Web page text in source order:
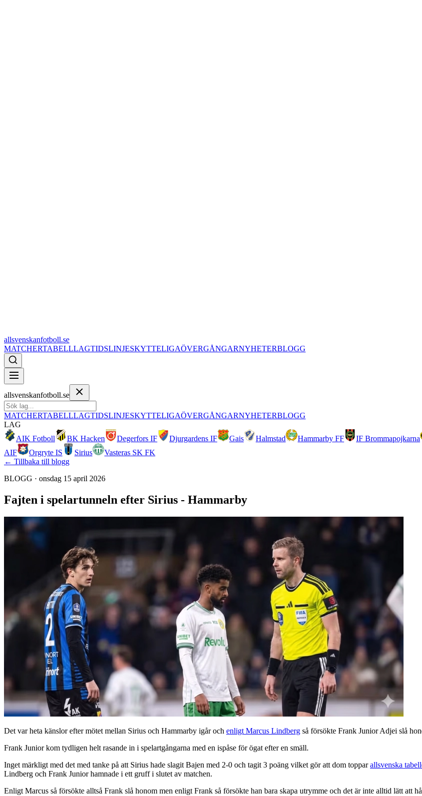
allsvenskanfotboll.se
MATCHERTABELLLAGTIDSLINJESKYTTELIGAÖVERGÅNGARNYHETERBLOGG
allsvenskanfotboll.se
MATCHERTABELLLAGTIDSLINJESKYTTELIGAÖVERGÅNGARNYHETERBLOGG
LAG
AIK Fotboll
BK Hacken Degerfors IF Djurgardens IF Gais Halmstad Hammarby FF IF Brommapojkarna
AIF
Orgryte IS Sirius
Vasteras SK FK
← Tillbaka till blogg
BLOGG · onsdag 15 april 2026
Fajten i spelartunneln efter Sirius - Hammarby
Det var heta känslor efter mötet mellan Sirius och Hammarby igår och enligt Marcus Lindberg så försökte Frank Junior Adjei slå
Frank Junior kom tydligen helt rasande in i spelartgångarna med en ispåse för ögat efter en smäll.
Inget märkligt med det med tanke på att Sirius hade slagit Bajen med 2-0 och tagit 3 poäng vilket gör att dom topparallsvenska
Lindberg och Frank Junior hamnade i ett gruff i slutet av matchen.
Enligt Marcus så försökte alltså Frank slå honom men enligt Frank så försökte han bara skapa utrymme och det är inte alltid lätt att